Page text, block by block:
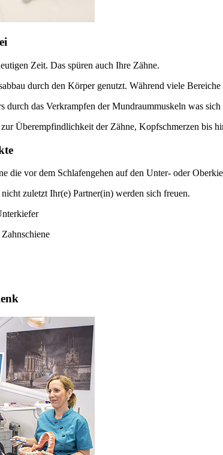
Zeit. Das spüren auch Ihre Zähne.
durch den Körper genutzt. Während viele
durch das Verkrampfen der Mundraummuskeln was
Überempfindlichkeit der Zähne, Kopfschmerzen bis
die vor dem Schlafengehen auf den Unter- oder
zuletzt Ihr(e) Partner(in) werden sich freuen.